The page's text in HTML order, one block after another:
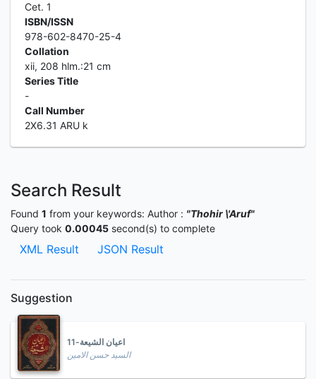
Cet. 1
ISBN/ISSN
978-602-8470-25-4
Collation
xii, 208 hlm.:21 cm
Series Title
-
Call Number
2X6.31 ARU k
Search Result
Found 1 from your keywords: Author : "Thohir \'Aruf"
Query took 0.00045 second(s) to complete
XML Result JSON Result
Suggestion
اعيان الشيعة-11
السيد حسن الامين